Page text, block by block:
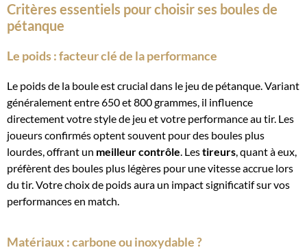
Critères essentiels pour choisir ses boules de
pétanque
Le poids : facteur clé de la performance
Le poids de la boule est crucial dans le jeu de pétanque. Variant
généralement entre 650 et 800 grammes, il influence
directement votre style de jeu et votre performance au tir. Les
joueurs confirmés optent souvent pour des boules plus
lourdes, offrant un meilleur contrôle. Lestireurs, quant à eux,
préfèrent des boules plus légères pour une vitesse accrue lors
du tir. Votre choix de poids aura un impact significatif sur vos
performances en match.
Matériaux : carbone ou inoxydable ?